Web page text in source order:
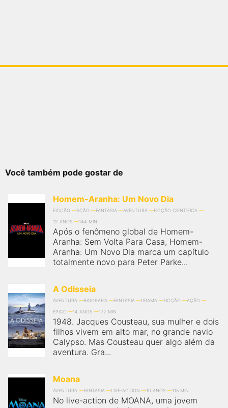
Você também pode gostar de
Homem-Aranha: Um Novo Dia
FICÇÃO AÇÃO FANTASIA AVENTURA
FICÇÃO CIENTÍFICA
12 ANOS
144 MIN
Após o fenômeno global de Homem-
Aranha: Sem Volta Para Casa, Homem-
Aranha: Um Novo Dia marca um capítulo
totalmente novo para Peter Parke...
A Odisseia
AVENTURA BIOGRAFIA FANTASIA DRAMA FICÇÃO
AÇÃO
ÉPICO
14 ANOS 172 MIN
1948. Jacques Cousteau, sua mulher e dois
filhos vivem em alto mar, no grande navio
Calypso. Mas Cousteau quer algo além da
aventura. Gra...
Moana
AVENTURA FANTASIA LIVE-ACTION 10 ANOS 115 MIN
No live-action de MOANA, uma jovem